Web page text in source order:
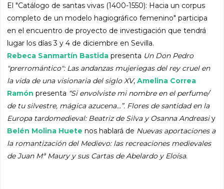
El "Catálogo de santas vivas (1400-1550): Hacia un corpus
completo de un modelo hagiográfico femenino" participa
en el encuentro de proyecto de investigación que tendrá
lugar los días 3 y 4 de diciembre en Sevilla.
Rebeca Sanmartín Bastida presenta Un Don Pedro
"prerromántico": Las andanzas mujeriegas del rey cruel en
la vida de una visionaria del siglo XV,Amelina Correa
Ramón presenta “Si envolviste mi nombre en el perfume/
de tu silvestre, mágica azucena…”. Flores de santidad en la
Europa tardomedieval: Beatriz de Silva y Osanna Andreasiy
Belén Molina Huete nos hablará de Nuevas aportaciones a
la romantización del Medievo: las recreaciones medievales
de Juan Mª Maury y sus Cartas de Abelardo y Eloísa.